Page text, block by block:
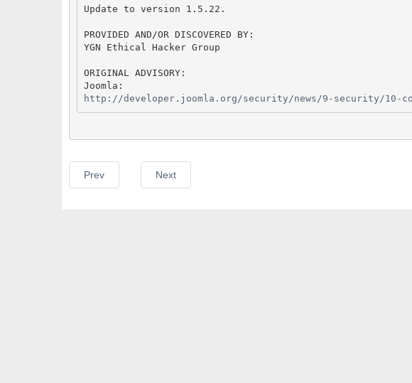
Update to version 1.5.22.
PROVIDED AND/OR DISCOVERED BY:
YGN Ethical Hacker Group
ORIGINAL ADVISORY:
Joomla:
http://developer.joomla.org/security/news/9-security/10-
Prev Next